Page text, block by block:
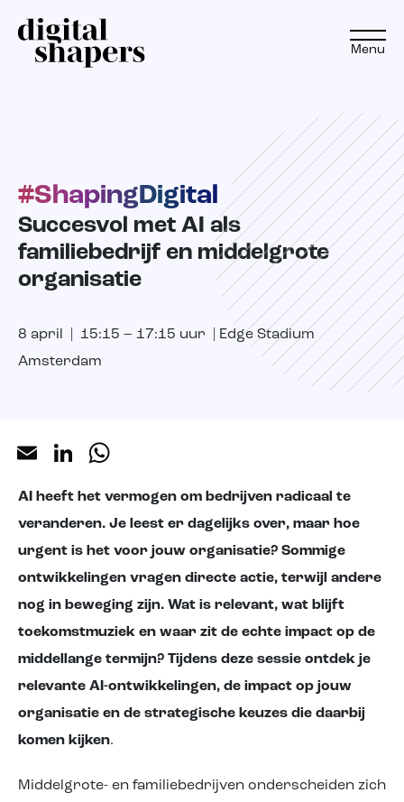
Aanpak
Expertise
Projecten
Inspiratiereis
Menu
#ShapingDigital
Succesvol met AI als
familiebedrijf en middelgrote
organisatie
8 april | 15:15 – 17:15 uur | Edge Stadium
Amsterdam
EmailLinkedIn
AI heeft het vermogen om bedrijven radicaal te
veranderen. Je leest er dagelijks over, maar hoe
urgent is het voor jouw organisatie? Sommige
ontwikkelingen vragen directe actie, terwijl andere
nog in beweging zijn. Wat is relevant, wat blijft
toekomstmuziek en waar zit de echte impact op de
middellange termijn? Tijdens deze sessie ontdek je
relevante AI-ontwikkelingen, de impact op jouw
organisatie en de strategische keuzes die daarbij
komen kijken.
Middelgrote- en familiebedrijven onderscheiden zich